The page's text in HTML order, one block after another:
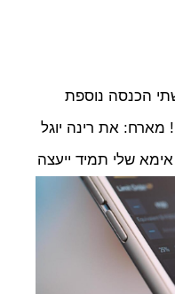
הכנסה נוספת
מארח: את רינה יוגל
שלי תמיד ייעצה